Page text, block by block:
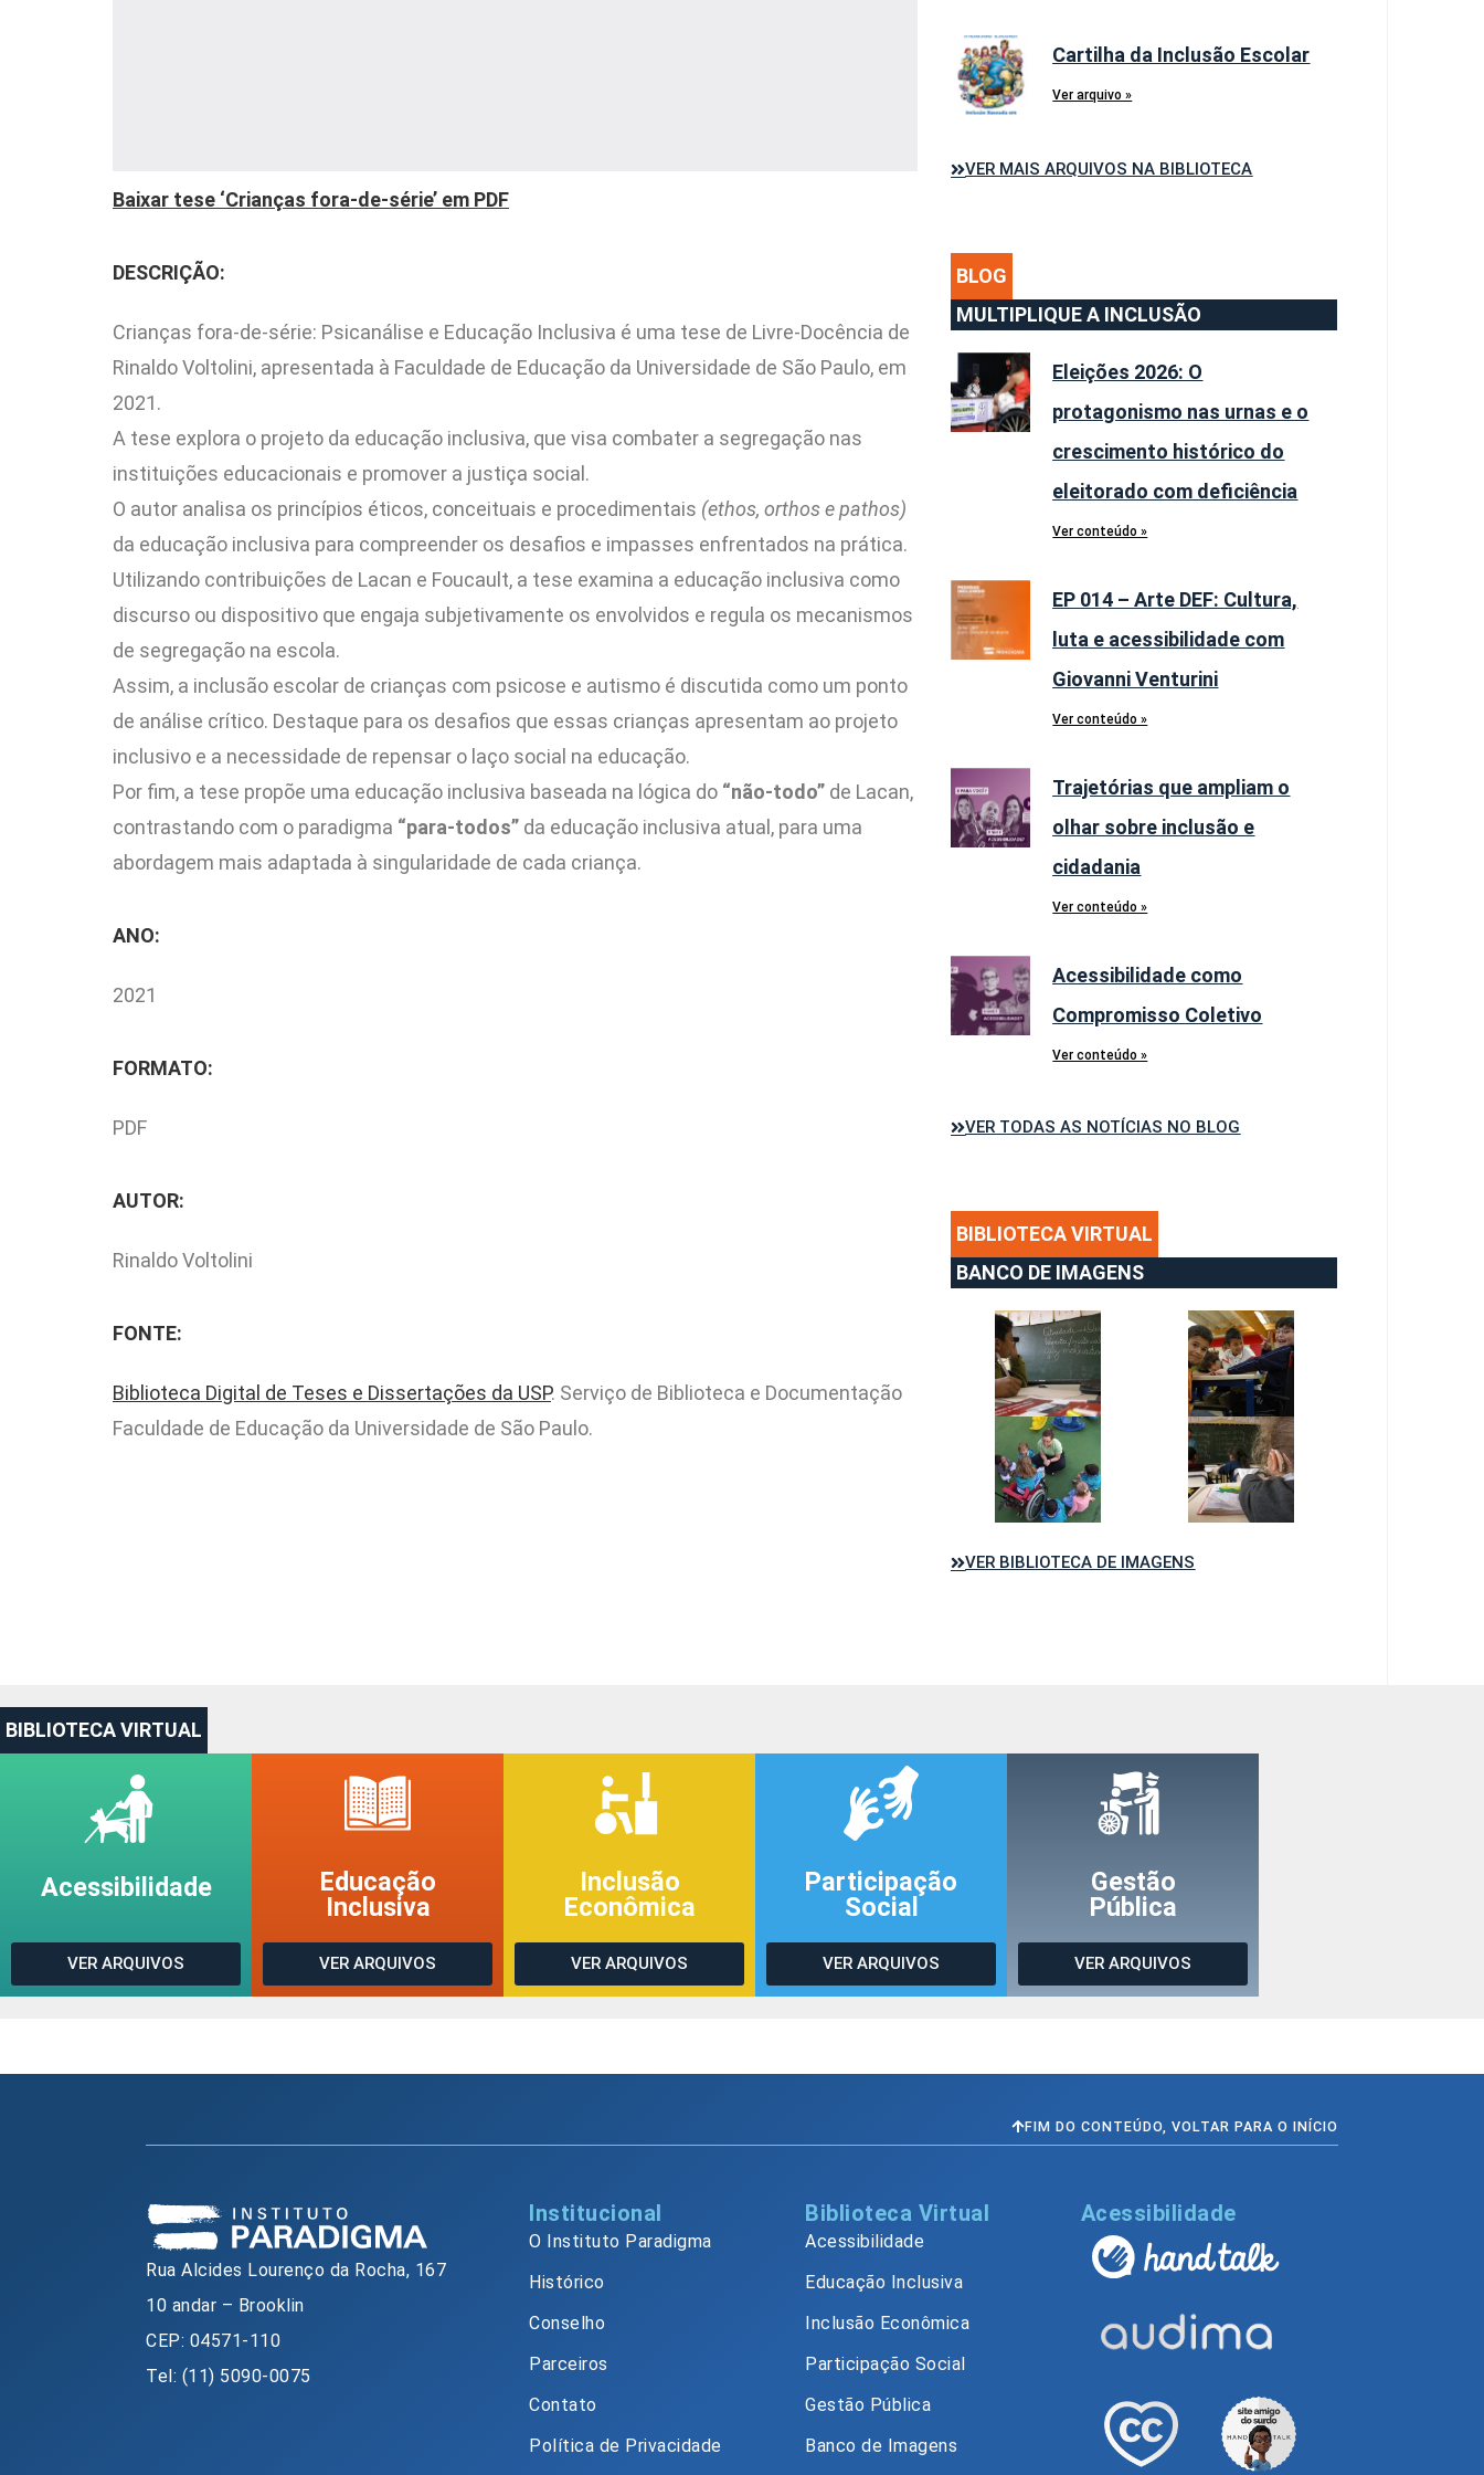
Baixar tese ‘Crianças fora-de-série’ em PDF
DESCRIÇÃO:
Crianças fora-de-série: Psicanálise e Educação Inclusiva é uma tese de Livre-Docência de
Rinaldo Voltolini, apresentada à Faculdade de Educação da Universidade de São Paulo, em
2021.
A tese explora o projeto da educação inclusiva, que visa combater a segregação nas
instituições educacionais e promover a justiça social.
O autor analisa os princípios éticos, conceituais e procedimentais (ethos, orthos e pathos)
da educação inclusiva para compreender os desafios e impasses enfrentados na prática.
Utilizando contribuições de Lacan e Foucault, a tese examina a educação inclusiva como
discurso ou dispositivo que engaja subjetivamente os envolvidos e regula os mecanismos
de segregação na escola.
Assim, a inclusão escolar de crianças com psicose e autismo é discutida como um ponto
de análise crítico. Destaque para os desafios que essas crianças apresentam ao projeto
inclusivo e a necessidade de repensar o laço social na educação.
Por fim, a tese propõe uma educação inclusiva baseada na lógica do “não-todo” de Lacan,
contrastando com o paradigma “para-todos” da educação inclusiva atual, para uma
abordagem mais adaptada à singularidade de cada criança.
ANO:
2021
FORMATO:
PDF
AUTOR:
Rinaldo Voltolini
FONTE:
Biblioteca Digital de Teses e Dissertações da USP. Serviço de Biblioteca e Documentação
Faculdade de Educação da Universidade de São Paulo.
Cartilha da Inclusão Escolar
Ver arquivo »
VER MAIS ARQUIVOS NA BIBLIOTECA
BLOG
MULTIPLIQUE A INCLUSÃO
Eleições 2026: O
protagonismo nas urnas e o
crescimento histórico do
eleitorado com deficiência
Ver conteúdo »
EP 014 – Arte DEF: Cultura,
luta e acessibilidade com
Giovanni Venturini
Ver conteúdo »
Trajetórias que ampliam o
olhar sobre inclusão e
cidadania
Ver conteúdo »
Acessibilidade como
Compromisso Coletivo
Ver conteúdo »
VER TODAS AS NOTÍCIAS NO BLOG
BIBLIOTECA VIRTUAL
BANCO DE IMAGENS
VER BIBLIOTECA DE IMAGENS
BIBLIOTECA VIRTUAL
Acessibilidade
VER ARQUIVOS
Educação
Inclusiva
VER ARQUIVOS
Inclusão
Econômica
VER ARQUIVOS
Participação
Social
VER ARQUIVOS
Gestão
Pública
VER ARQUIVOS
FIM DO CONTEÚDO, VOLTAR PARA O INÍCIO
Rua Alcides Lourenço da Rocha, 167
10 andar – Brooklin
CEP: 04571-110
Tel: (11) 5090-0075
Institucional
O Instituto Paradigma
Histórico
Conselho
Parceiros
Contato
Política de Privacidade
Biblioteca Virtual
Acessibilidade
Educação Inclusiva
Inclusão Econômica
Participação Social
Gestão Pública
Banco de Imagens
Acessibilidade